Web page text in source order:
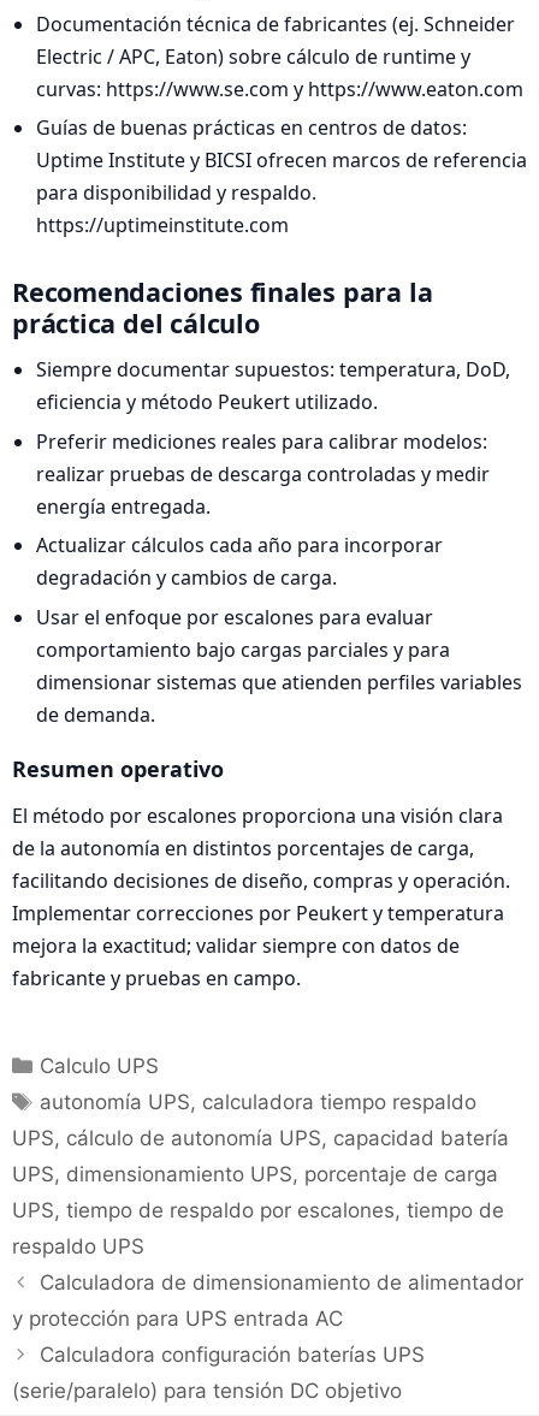
Documentación técnica de fabricantes (ej. Schneider
Electric / APC, Eaton) sobre cálculo de runtime y
curvas: https://www.se.com y https://www.eaton.com
Guías de buenas prácticas en centros de datos:
Uptime Institute y BICSI ofrecen marcos de referencia
para disponibilidad y respaldo.
https://uptimeinstitute.com
Recomendaciones finales para la
práctica del cálculo
Siempre documentar supuestos: temperatura, DoD,
eficiencia y método Peukert utilizado.
Preferir mediciones reales para calibrar modelos:
realizar pruebas de descarga controladas y medir
energía entregada.
Actualizar cálculos cada año para incorporar
degradación y cambios de carga.
Usar el enfoque por escalones para evaluar
comportamiento bajo cargas parciales y para
dimensionar sistemas que atienden perfiles variables
de demanda.
Resumen operativo
El método por escalones proporciona una visión clara
de la autonomía en distintos porcentajes de carga,
facilitando decisiones de diseño, compras y operación.
Implementar correcciones por Peukert y temperatura
mejora la exactitud; validar siempre con datos de
fabricante y pruebas en campo.
Categorías
Calculo UPS
Etiquetas
autonomía UPS, calculadora tiempo respaldo
UPS, cálculo de autonomía UPS, capacidad batería
UPS, dimensionamiento UPS, porcentaje de carga
UPS, tiempo de respaldo por escalones, tiempo de
respaldo UPS
Calculadora de dimensionamiento de alimentador
y protección para UPS entrada AC
Calculadora configuración baterías UPS
(serie/paralelo) para tensión DC objetivo